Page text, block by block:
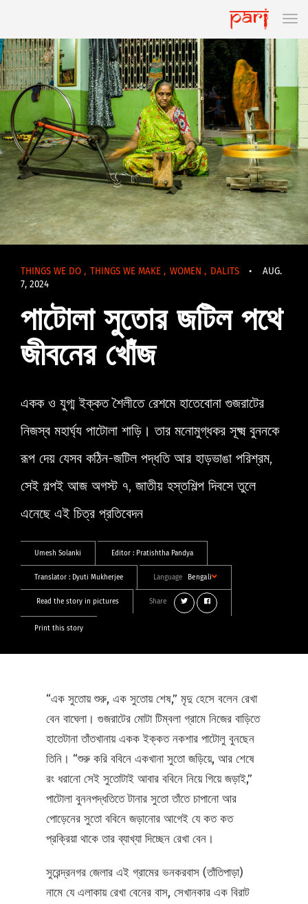
THINGS WE DO , THINGS WE MAKE , WOMEN , DALITS •
AUG.
7, 2024
পাটোলা সুতোর জটিল পথে
জীবনের খোঁজ
একক ও যুগ্ম ইক্কত শৈলীতে রেশমে হাতেবোনা গুজরাটের
নিজস্ব মহার্ঘ্য পাটোলা শাড়ি। তার মনোমুগ্ধকর সূক্ষ্ম বুননকে
রূপ দেয় যেসব কঠিন-জটিল পদ্ধতি আর হাড়ভাঙা পরিশ্রম,
সেই গল্পই আজ অগস্ট ৭, জাতীয় হস্তশিল্প দিবসে তুলে
এনেছে এই চিত্র প্রতিবেদন
Umesh Solanki Editor : Pratishtha Pandya
Translator : Dyuti Mukherjee Language Bengali
Read the story in pictures Share
Print this story
“এক সুতোয় শুরু, এক সুতোয় শেষ,” মৃদু হেসে বলেন রেখা
বেন বাঘেলা। গুজরাটের মোটা টিম্বলা গ্রামে নিজের বাড়িতে
হাতেটানা তাঁতখানায় একক ইক্কত নকশার পাটোলুবুনছেন
তিনি। “শুরু করি ববিনে একখানা সুতো জড়িয়ে, আর শেষে
রং ধরানো সেই সুতোটাই আবার ববিনে নিয়ে গিয়ে জড়াই,”
পাটোলা বুননপদ্ধতিতে টানার সুতো তাঁতে চাপানো আর
পোড়েনের সুতো ববিনে জড়ানোর আগেই যে কত কত
প্রক্রিয়া থাকে তার ব্যাখ্যা দিচ্ছেন রেখা বেন।
সুরেন্দ্রনগর জেলার এই গ্রামের ভনকরবাস (তাঁতিপাড়া)
নামে যে এলাকায় রেখা বেনের বাস, সেখানকার এক বিরাট